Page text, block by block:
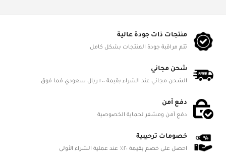
منتجات ذات جودة عالية
تتم مراقبة جودة المنتجات بشكل كامل
شحن مجاني
الشحن مجاني عند الشراء بقيمة ٢٠٠ ريال سعودي فما فوق
دفع آمن
دفع آمن ومشفر لحماية الخصوصية
خصومات ترحيبية
احصل على خصم بقيمة ٢٠٪ عند عملية الشراء الأولى